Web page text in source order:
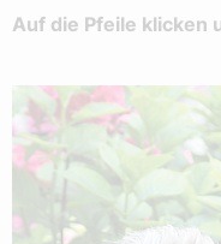
Auf die Pfeile klicken